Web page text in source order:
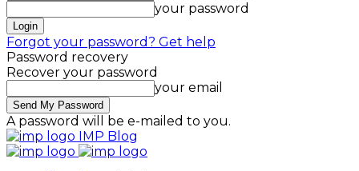
your password
Forgot your password? Get help
Password recovery
Recover your password
your email
A password will be e-mailed to you.
IMP Blog